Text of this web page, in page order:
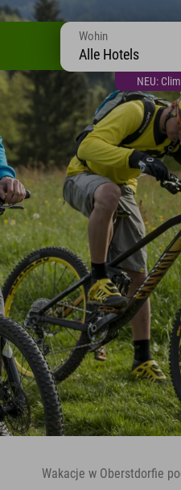
NEU:
Wohin
Alle Hotels
Wakacje w Oberstdorfie